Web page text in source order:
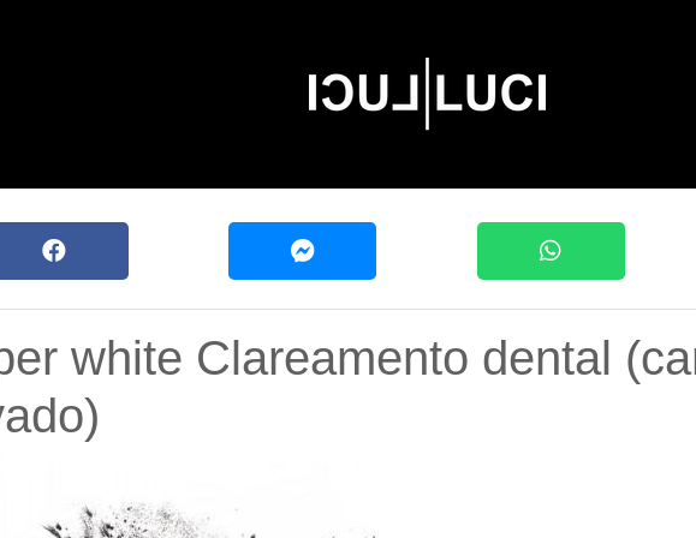
white Clareamento dental